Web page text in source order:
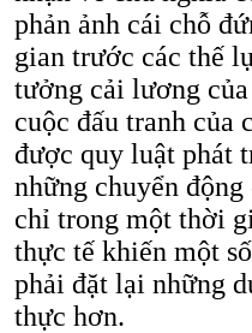
phản ảnh cái chỗ
gian trước các thế
tưởng cải lương
cuộc đấu tranh của
được quy luật phát
những chuyển
chỉ trong một thời
thực tế khiến một
phải đặt lại những
thực hơn.